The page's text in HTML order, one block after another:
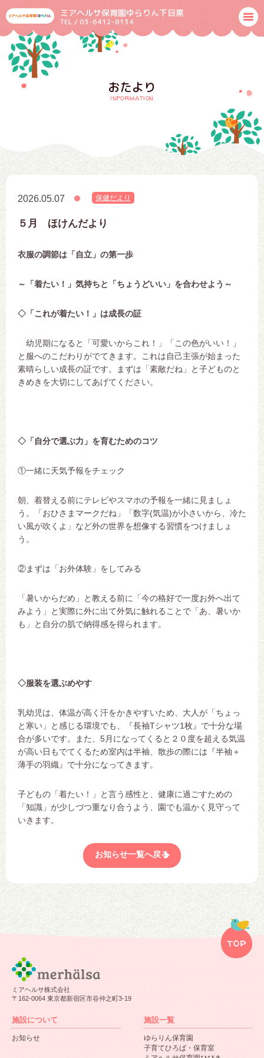
ミアヘルサ保育園ゆらりん下目黒
TEL / 03-6412-8134
おたより
information
2026.05.07 保健だより
５月 ほけんだより
衣服の調節は「自立」の第一歩
～「着たい！」気持ちと「ちょうどいい」を合わせよう～
◇「これが着たい！」は成長の証
幼児期になると「可愛いからこれ！」「この色がいい！」
と服へのこだわりがでてきます。これは自己主張が始まった
素晴らしい成長の証です。まずは「素敵だね」と子どものと
きめきを大切にしてあげてください。
◇「自分で選ぶ力」を育むためのコツ
①一緒に天気予報をチェック
朝、着替える前にテレビやスマホの予報を一緒に見ましょ
う。「おひさまマークだね」「数字(気温)が小さいから、冷た
い風が吹くよ」など外の世界を想像する習慣をつけましょ
う。
②まずは「お外体験」をしてみる
「暑いからだめ」と教える前に「今の格好で一度お外へ出て
みよう」と実際に外に出て外気に触れることで「あ、暑いか
も」と自分の肌で納得感を得られます。
◇服装を選ぶめやす
乳幼児は、体温が高く汗をかきやすいため、大人が「ちょっ
と寒い」と感じる環境でも、『長袖Tシャツ1枚』で十分な場
合が多いです。また、 5月になってくると２０度を超える気温
が高い日もでてくるため室内は半袖、散歩の際には『半袖＋
薄手の羽織』で十分になってきます。
子どもの「着たい！」と言う感性と、健康に過ごすための
「知識」が少しづつ重なり合うよう、園でも温かく見守って
いきます。
お知らせ一覧へ戻る
ミアヘルサ株式会社
〒162-0064 東京都新宿区市谷仲之町3-19
施設について
お知らせ
施設一覧
ゆらりん保育園
子育てひろば・保育室